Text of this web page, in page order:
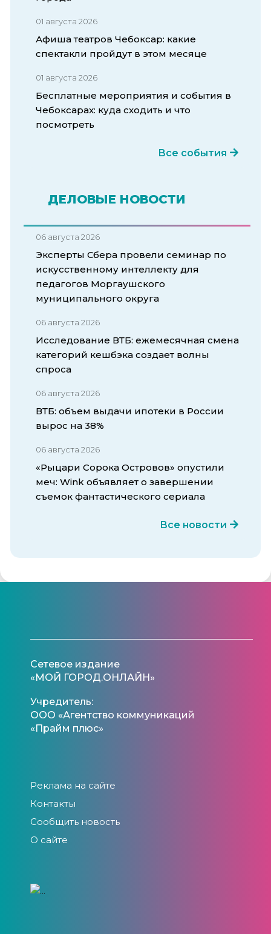
01 августа 2026
Афиша театров Чебоксар: какие
спектакли пройдут в этом месяце
01 августа 2026
Бесплатные мероприятия и события в
Чебоксарах: куда сходить и что
посмотреть
Все события
ДЕЛОВЫЕ НОВОСТИ
06 августа 2026
Эксперты Сбера провели семинар по
искусственному интеллекту для
педагогов Моргаушского
муниципального округа
06 августа 2026
Исследование ВТБ: ежемесячная смена
категорий кешбэка создает волны
спроса
06 августа 2026
ВТБ: объем выдачи ипотеки в России
вырос на 38%
06 августа 2026
«Рыцари Сорока Островов» опустили
меч: Wink объявляет о завершении
съемок фантастического сериала
Все новости
Сетевое издание
«МОЙ ГОРОД.ОНЛАЙН»
Учредитель:
ООО «Агентство коммуникаций
«Прайм плюс»
Реклама на сайте
Контакты
Сообщить новость
О сайте